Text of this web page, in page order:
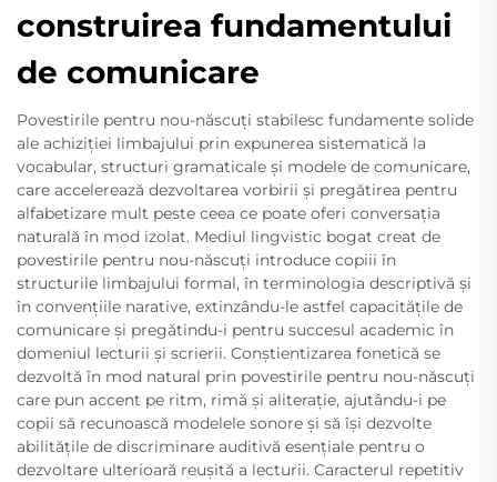
construirea fundamentului
de comunicare
Povestirile pentru nou-născuți stabilesc fundamente solide
ale achiziției limbajului prin expunerea sistematică la
vocabular, structuri gramaticale și modele de comunicare,
care accelerează dezvoltarea vorbirii și pregătirea pentru
alfabetizare mult peste ceea ce poate oferi conversația
naturală în mod izolat. Mediul lingvistic bogat creat de
povestirile pentru nou-născuți introduce copiii în
structurile limbajului formal, în terminologia descriptivă și
în convențiile narative, extinzându-le astfel capacitățile de
comunicare și pregătindu-i pentru succesul academic în
domeniul lecturii și scrierii. Conștientizarea fonetică se
dezvoltă în mod natural prin povestirile pentru nou-născuți
care pun accent pe ritm, rimă și aliterație, ajutându-i pe
copii să recunoască modelele sonore și să își dezvolte
abilitățile de discriminare auditivă esențiale pentru o
dezvoltare ulterioară reușită a lecturii. Caracterul repetitiv